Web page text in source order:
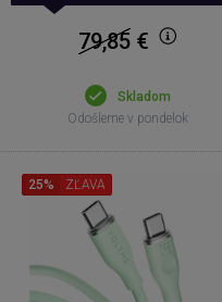
79,85€
Skladom
Odošleme v pondelok
25% ZĽAVA